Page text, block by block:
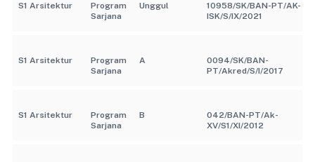
S1 Arsitektur
Program
Sarjana
Unggul
10958/SK/BAN-PT/AK-
ISK/S/IX/2021
S1 Arsitektur
Program
Sarjana
A
0094/SK/BAN-
PT/Akred/S/I/2017
S1 Arsitektur
Program
Sarjana
B
042/BAN-PT/Ak-
XV/S1/XI/2012